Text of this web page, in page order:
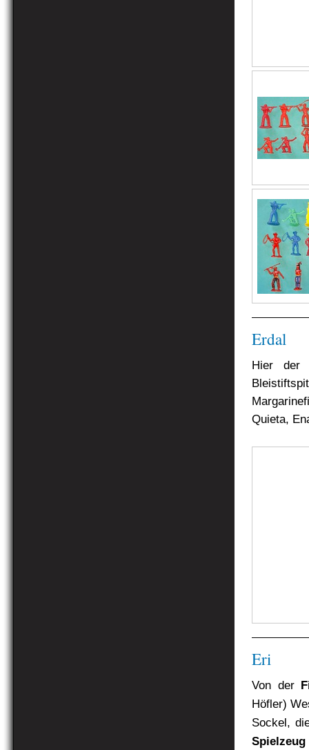
Erdal
Hier der
Quieta,
Eri
Von der
Höfler)
Sockel,
Spielzeug